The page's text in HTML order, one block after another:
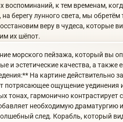
воспоминаний, к тем временам,
берегу лунного света, мы
веру в чудеса, которые
их шёпот.
морского пейзажа, который вы
и эстетические качества, а также
На картине действительно
потрясающее ощущение
тонах, гармонично контрастирует
необходимую драматургию
след. Корабль, который